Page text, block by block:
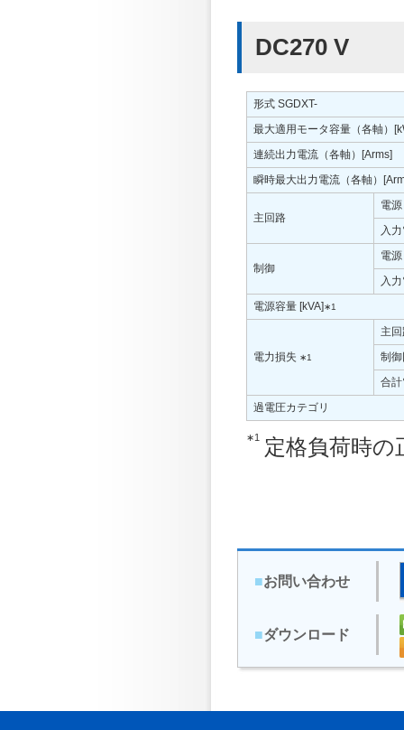
DC270 V
形式 SGDXT-
最大適用モータ容量（各軸）
連続出力電流（各軸）[Arms]
瞬時最大出力電流（各軸）
主回路
電源
入
制御
電源
入
電源容量 [kVA]∗1
電力損失 ∗1
主
制
合
過電圧カテゴリ
∗1 定格負荷時の
■お問い合わせ
■ダウンロード